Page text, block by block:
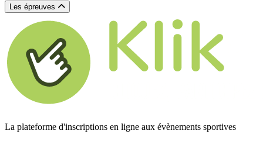
Les épreuves
La plateforme d'inscriptions en ligne aux évènements sportives